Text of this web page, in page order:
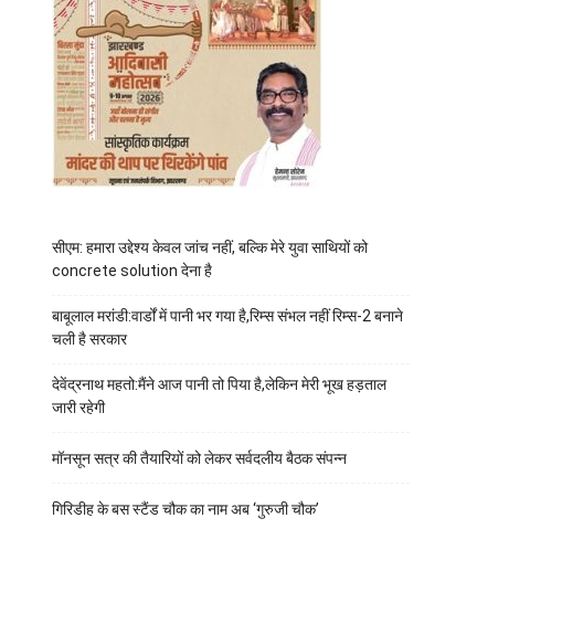
सीएम: हमारा उद्देश्य केवल जांच नहीं, बल्कि मेरे युवा साथियों को
concrete solution देना है
बाबूलाल मरांडी:वार्डों में पानी भर गया है,रिम्स संभल नहीं रिम्स-2 बनाने
चली है सरकार
देवेंद्रनाथ महतो:मैंने आज पानी तो पिया है,लेकिन मेरी भूख हड़ताल
जारी रहेगी
मॉनसून सत्र की तैयारियों को लेकर सर्वदलीय बैठक संपन्न
गिरिडीह के बस स्टैंड चौक का नाम अब ‘गुरुजी चौक’